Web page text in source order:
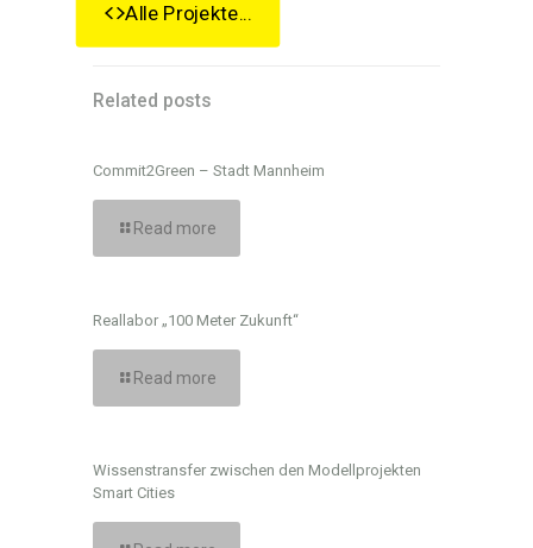
Alle Projekte...
Related posts
Commit2Green – Stadt Mannheim
Read more
Reallabor „100 Meter Zukunft“
Read more
Wissenstransfer zwischen den Modellprojekten
Smart Cities